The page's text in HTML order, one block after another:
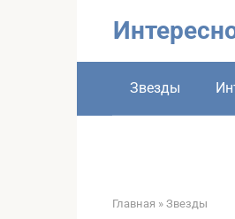
Звезды
Главная » Звезды